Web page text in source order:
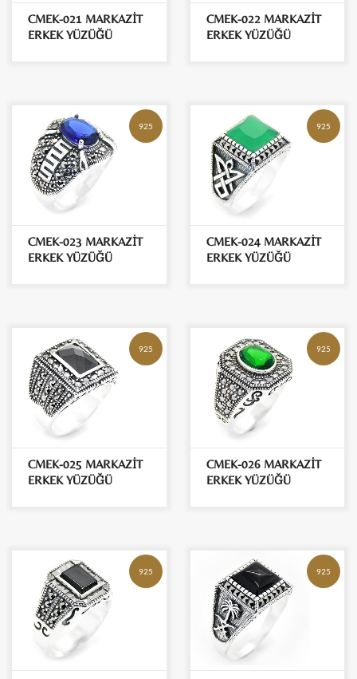
CMEK-021 MARKAZİT
ERKEK YÜZÜĞÜ
CMEK-022 MARKAZİT
ERKEK YÜZÜĞÜ
925
CMEK-023 MARKAZİT
ERKEK YÜZÜĞÜ
925
CMEK-024 MARKAZİT
ERKEK YÜZÜĞÜ
925
CMEK-025 MARKAZİT
ERKEK YÜZÜĞÜ
925
CMEK-026 MARKAZİT
ERKEK YÜZÜĞÜ
925 925